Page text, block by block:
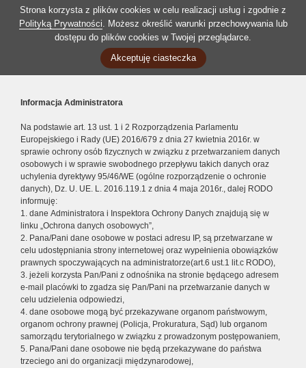
Strona korzysta z plików cookies w celu realizacji usług i zgodnie z
Polityką Prywatności. Możesz określić warunki przechowywania lub
dostępu do plików cookies w Twojej przeglądarce.
Akceptuję ciasteczka
Informacja Administratora
Na podstawie art. 13 ust. 1 i 2 Rozporządzenia Parlamentu
Europejskiego i Rady (UE) 2016/679 z dnia 27 kwietnia 2016r. w
sprawie ochrony osób fizycznych w związku z przetwarzaniem danych
osobowych i w sprawie swobodnego przepływu takich danych oraz
uchylenia dyrektywy 95/46/WE (ogólne rozporządzenie o ochronie
danych), Dz. U. UE. L. 2016.119.1 z dnia 4 maja 2016r., dalej RODO
informuję:
1. dane Administratora i Inspektora Ochrony Danych znajdują się w
linku „Ochrona danych osobowych”,
2. Pana/Pani dane osobowe w postaci adresu IP, są przetwarzane w
celu udostępniania strony internetowej oraz wypełnienia obowiązków
prawnych spoczywających na administratorze(art.6 ust.1 lit.c RODO),
3. jeżeli korzysta Pan/Pani z odnośnika na stronie będącego adresem
e-mail placówki to zgadza się Pan/Pani na przetwarzanie danych w
celu udzielenia odpowiedzi,
4. dane osobowe mogą być przekazywane organom państwowym,
organom ochrony prawnej (Policja, Prokuratura, Sąd) lub organom
samorządu terytorialnego w związku z prowadzonym postępowaniem,
5. Pana/Pani dane osobowe nie będą przekazywane do państwa
trzeciego ani do organizacji międzynarodowej,